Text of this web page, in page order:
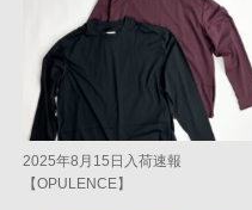
2025年8月15日入荷速報
【OPULENCE】